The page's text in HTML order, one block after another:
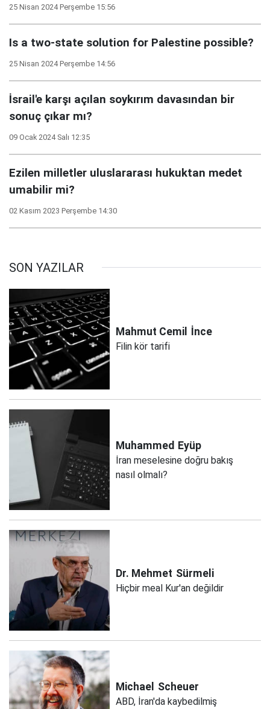
25 Nisan 2024 Perşembe 15:56
Is a two-state solution for Palestine possible?
25 Nisan 2024 Perşembe 14:56
İsrail'e karşı açılan soykırım davasından bir
sonuç çıkar mı?
09 Ocak 2024 Salı 12:35
Ezilen milletler uluslararası hukuktan medet
umabilir mi?
02 Kasım 2023 Perşembe 14:30
SON YAZILAR
Mahmut Cemil İnce
Filin kör tarifi
Muhammed Eyüp
İran meselesine doğru bakış
nasıl olmalı?
Dr. Mehmet Sürmeli
Hiçbir meal Kur'an değildir
Michael Scheuer
ABD, İran'da kaybedilmiş